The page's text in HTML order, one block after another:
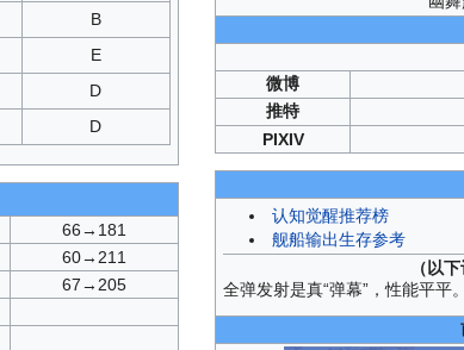
B
E
D
D
66→181
60→211
67→205
微博
推特
PIXIV
认知觉醒推荐榜
舰船输出生存参考
（以
全弹发射是真“弹幕”，性能平平